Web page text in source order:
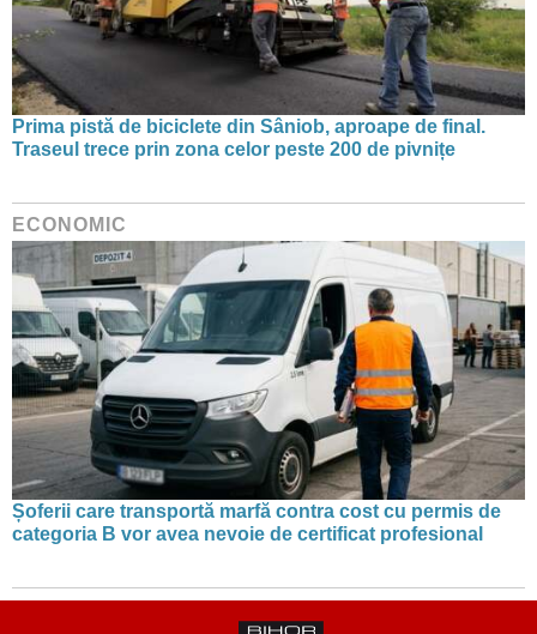
Prima pistă de biciclete din Sâniob, aproape de final.
Traseul trece prin zona celor peste 200 de pivnițe
ECONOMIC
Șoferii care transportă marfă contra cost cu permis de
categoria B vor avea nevoie de certificat profesional